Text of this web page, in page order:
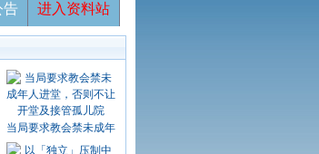
告 进入资料站
当局要求教会禁未成年